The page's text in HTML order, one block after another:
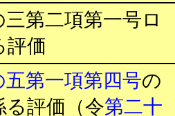
第二項第一号ロ
評価
第一項第四号の
る評価（令第二十